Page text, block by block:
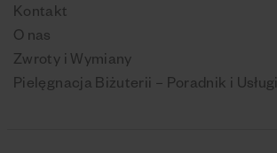
Kontakt
O nas
Zwroty i Wymiany
Pielęgnacja Biżuterii – Poradnik i Usługi